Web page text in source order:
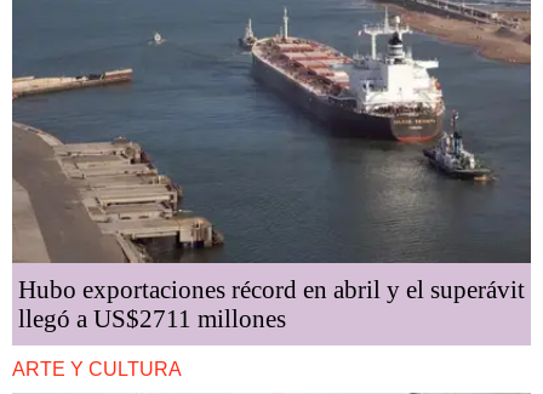
Hubo exportaciones récord en abril y el superávit
llegó a US$2711 millones
ARTE Y CULTURA